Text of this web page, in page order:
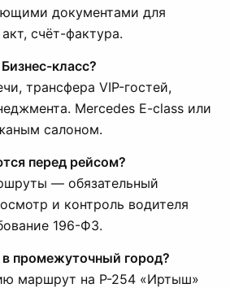
документами для
счёт-фактура.
класс?
трансфера VIP-гостей,
Mercedes E-class или
салоном.
перед рейсом?
— обязательный
и контроль водителя
196-ФЗ.
промежуточный город?
маршрут на Р-254 «Иртыш»